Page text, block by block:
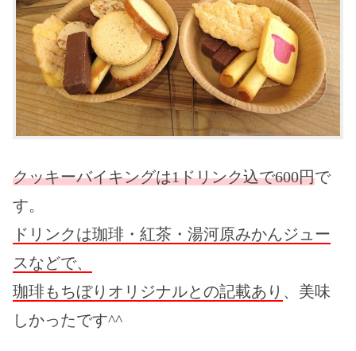
クッキーバイキングは1ドリンク込で600円で
す。
ドリンクは珈琲・紅茶・湯河原みかんジュー
スなどで、
珈琲もちぼりオリジナルとの記載あり 、美味
しかったです^^